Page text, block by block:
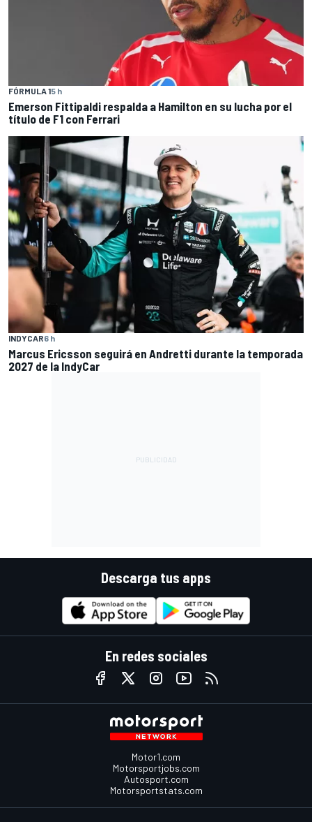
FÓRMULA 15 h
Emerson Fittipaldi respalda a Hamilton en su lucha por el
título de F1 con Ferrari
INDYCAR6 h
Marcus Ericsson seguirá en Andretti durante la temporada
2027 de la IndyCar
Descarga tus apps
En redes sociales
Motor1.com
Motorsportjobs.com
Autosport.com
Motorsportstats.com